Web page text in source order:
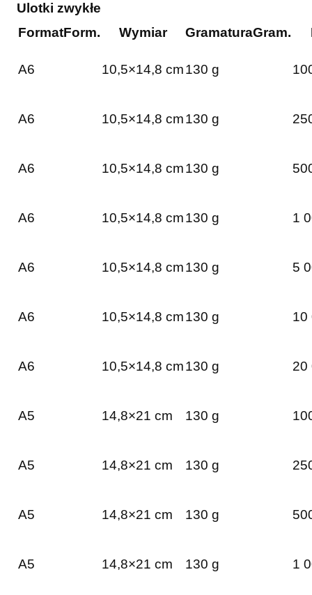
Ulotki zwykłe
FormatForm. Wymiar GramaturaGram.
A6 10,5×14,8 cm130 g
A6 10,5×14,8 cm130 g
A6 10,5×14,8 cm130 g
A6 10,5×14,8 cm130 g 1
A6 10,5×14,8 cm130 g 5
A6 10,5×14,8 cm130 g 10
A6 10,5×14,8 cm130 g 20
A5 14,8×21 cm 130 g
A5 14,8×21 cm 130 g
A5 14,8×21 cm 130 g
A5 14,8×21 cm 130 g 1